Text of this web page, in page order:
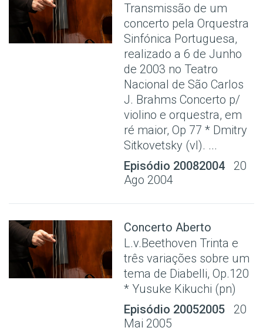
Transmissão de um
concerto pela Orquestra
Sinfónica Portuguesa,
realizado a 6 de Junho
de 2003 no Teatro
Nacional de São Carlos
J. Brahms Concerto p/
violino e orquestra, em
ré maior, Op 77 * Dmitry
Sitkovetsky (vl). ...
Episódio 20082004
20
Ago 2004
Concerto Aberto
L.v.Beethoven Trinta e
três variações sobre um
tema de Diabelli, Op.120
* Yusuke Kikuchi (pn)
Episódio 20052005
20
Mai 2005